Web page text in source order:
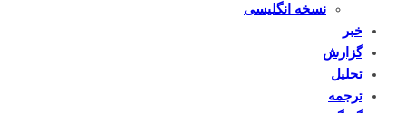
نسخه انگلیسی
خبر
گزارش
تحلیل
ترجمه